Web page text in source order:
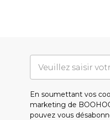
En soumettant vos
marketing de
pouvez vous